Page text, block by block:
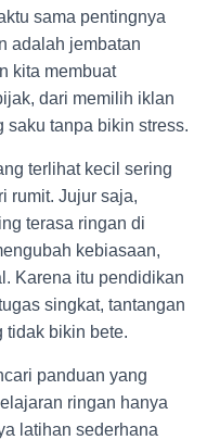
sama pentingnya
adalah jembatan
kita membuat
dari memilih iklan
saku tanpa bikin stress.
terlihat kecil sering
rumit. Jujur saja,
terasa ringan di
kebiasaan,
Karena itu pendidikan
singkat, tantangan
tidak bikin bete.
panduan yang
ringan hanya
latihan sederhana